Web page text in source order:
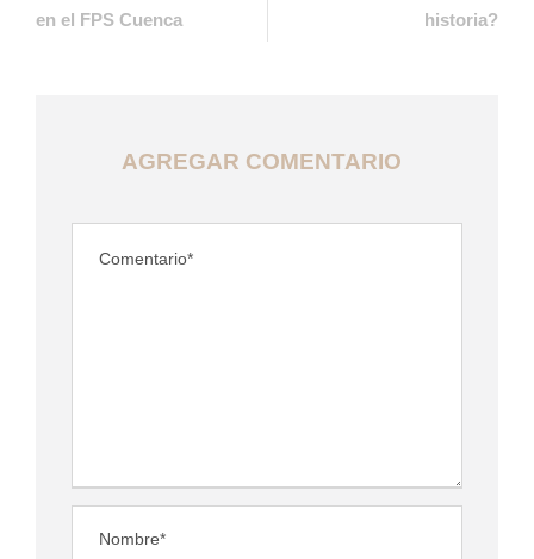
en el FPS Cuenca
historia?
AGREGAR COMENTARIO